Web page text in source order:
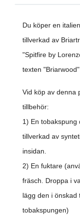
Du köper en
tillverkad av
"Spitfire by
texten
Vid köp av denna
tillbehör:
1) En
tillverkad av
insidan.
2) En fuktare
fräsch. Droppa i
lägg den i önskad
tobakspungen)